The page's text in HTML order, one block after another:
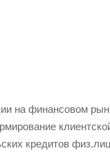
на финансовом
кредитов